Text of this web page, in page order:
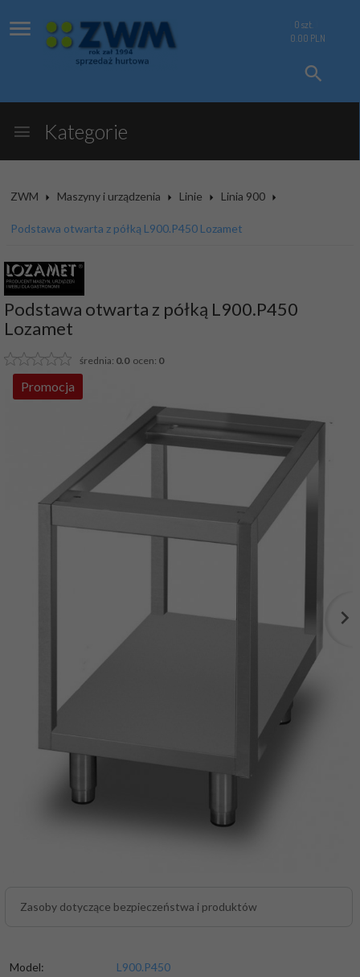
0 szt.
0.00 PLN
Kategorie
ZWM Maszyny i urządzenia Linie Linia 900
Podstawa otwarta z półką L900.P450 Lozamet
Podstawa otwarta z półką L900.P450
Lozamet
średnia: 0.0ocen: 0
Promocja
Zasoby dotyczące bezpieczeństwa i produktów
Model:
L900.P450